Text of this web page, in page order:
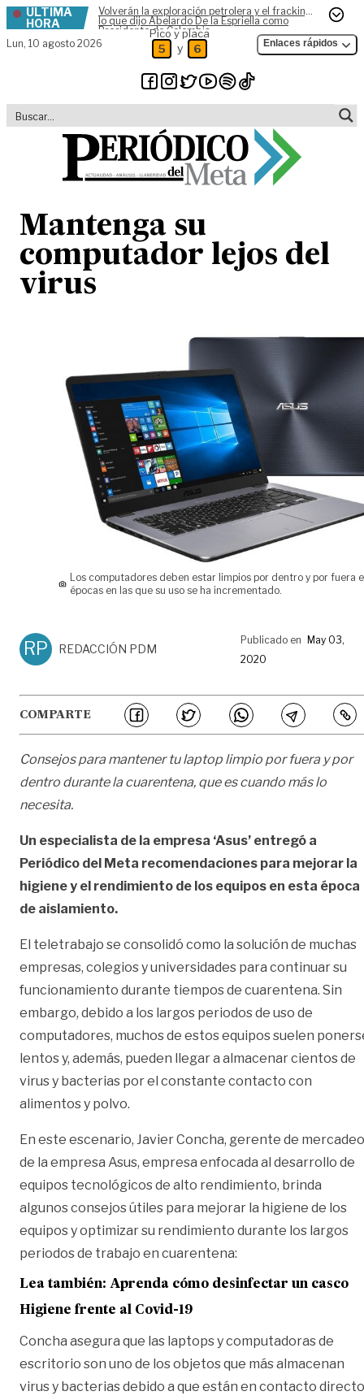
Skip to content
ÚLTIMA
HORA
Volverán la exploración petrolera y el fracking,
lo que dijo Abelardo De la Espriella como
Presidente de Colombia
Lun, 10 agosto 2026
Pico y placa
5 y 6 Enlaces rápidos
Mantenga su
computador lejos del
virus
Los computadores deben estar limpios por dentro y por fuera
épocas en las que su uso se ha incrementado.
RP REDACCIÓN PDM
Publicado en May 03,
2020
COMPARTE
Consejos para mantener tu laptop limpio por fuera y por
dentro durante la cuarentena, que es cuando más lo
necesita.
Un especialista de la empresa ‘Asus’ entregó a
Periódico del Meta recomendaciones para mejorar la
higiene y el rendimiento de los equipos en esta época
de aislamiento.
El teletrabajo se consolidó como la solución de muchas
empresas, colegios y universidades para continuar su
funcionamiento durante tiempos de cuarentena. Sin
embargo, debido a los largos periodos de uso de
computadores, muchos de estos equipos suelen
lentos y, además, pueden llegar a almacenar cientos de
virus y bacterias por el constante contacto con
alimentos y polvo.
En este escenario, Javier Concha, gerente de mercadeo
de la empresa Asus, empresa enfocada al desarrollo de
equipos tecnológicos de alto rendimiento, brinda
algunos consejos útiles para mejorar la higiene de los
equipos y optimizar su rendimiento durante los largos
periodos de trabajo en cuarentena:
Lea también: Aprenda cómo desinfectar un casco
Higiene frente al Covid-19
Concha asegura que las laptops y computadoras de
escritorio son uno de los objetos que más almacenan
virus y bacterias debido a que están en contacto directo